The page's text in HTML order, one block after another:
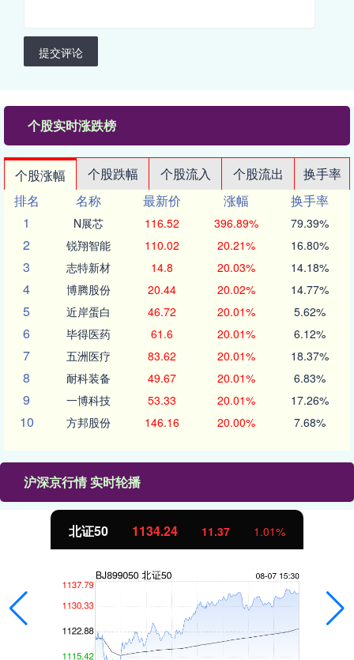
提交评论
个股实时涨跌榜
个股涨幅 个股跌幅 个股流入 个股流出
换手率
排名
名称 最新价 涨幅
换手率
1
N展芯 116.52 396.89% 79.39%
2 锐翔智能 110.02 20.21% 16.80%
3 志特新材 14.8 20.03% 14.18%
4 博腾股份 20.44 20.02% 14.77%
5 近岸蛋白 46.72 20.01% 5.62%
6 毕得医药 61.6 20.01% 6.12%
7 五洲医疗 83.62 20.01% 18.37%
8 耐科装备 49.67 20.01% 6.83%
9 一博科技 53.33 20.01% 17.26%
10 方邦股份 146.16 20.00% 7.68%
沪深京行情 实时轮播
北证50 1134.24 11.37 1.01%